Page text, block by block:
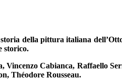
della pittura italiana
storico.
Cabianca, Raffaello
Théodore Rousseau.